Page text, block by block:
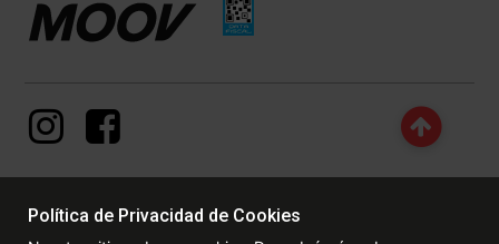
Política de Privacidad de Cookies